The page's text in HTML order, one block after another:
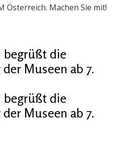
Österreich. Machen Sie mit!
begrüßt die
Museen ab 7.
begrüßt die
Museen ab 7.